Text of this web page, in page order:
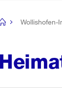
Wollishofen-